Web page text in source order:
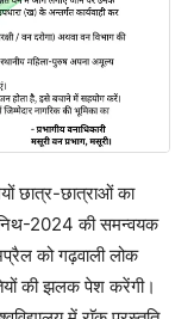
छात्र-छात्राओं का
2024 की समन्वयक
को गढ़वाली लोक
की झलक पेश करेंगी।